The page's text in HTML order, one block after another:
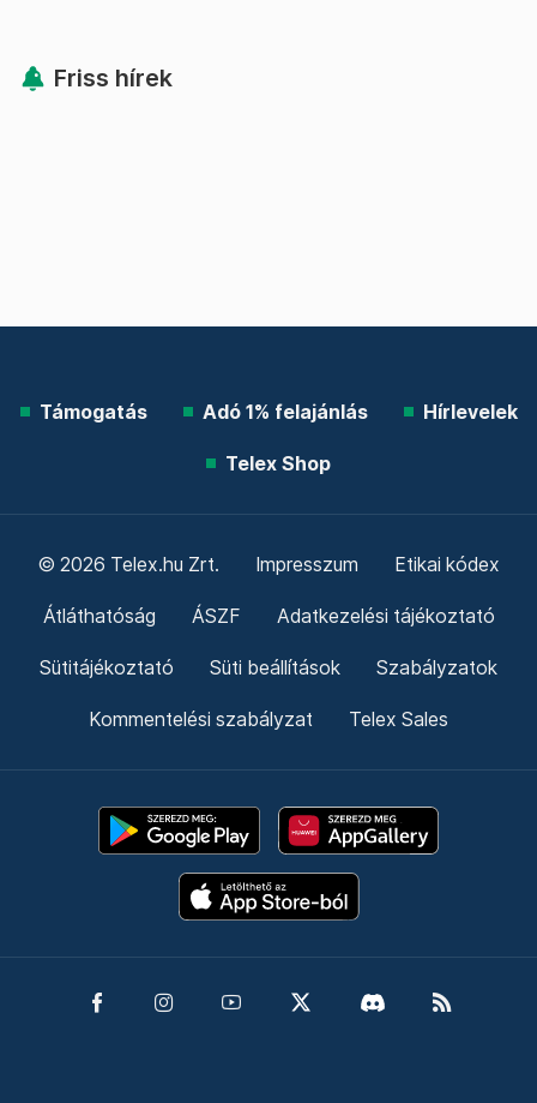
Friss hírek
Támogatás Adó 1% felajánlás Hírlevelek
Telex Shop
© 2026 Telex.hu Zrt. Impresszum Etikai kódex
Átláthatóság ÁSZF Adatkezelési tájékoztató
Sütitájékoztató Süti beállítások Szabályzatok
Kommentelési szabályzat Telex Sales